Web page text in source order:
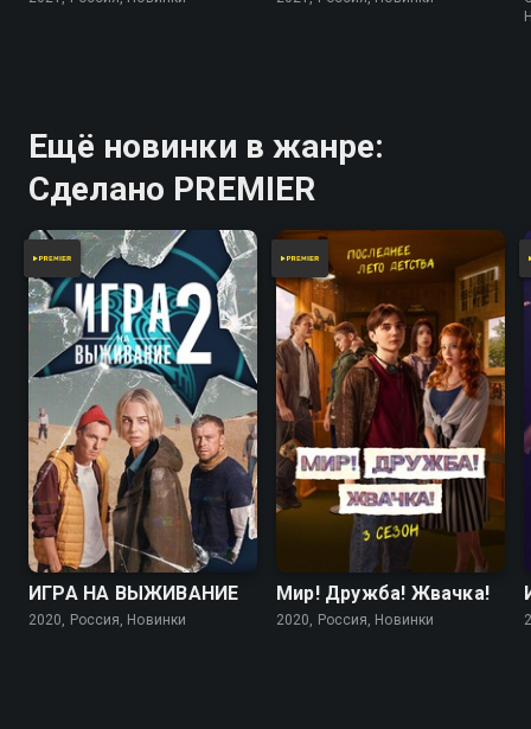
Ещё новинки в жанре:
Сделано PREMIER
7.5 7.0
ИГРА НА ВЫЖИВАНИЕ
2020, Россия, Новинки
Мир! Дружба! Жвачка!
2020, Россия, Новинки